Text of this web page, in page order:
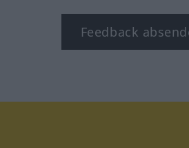
Feedback